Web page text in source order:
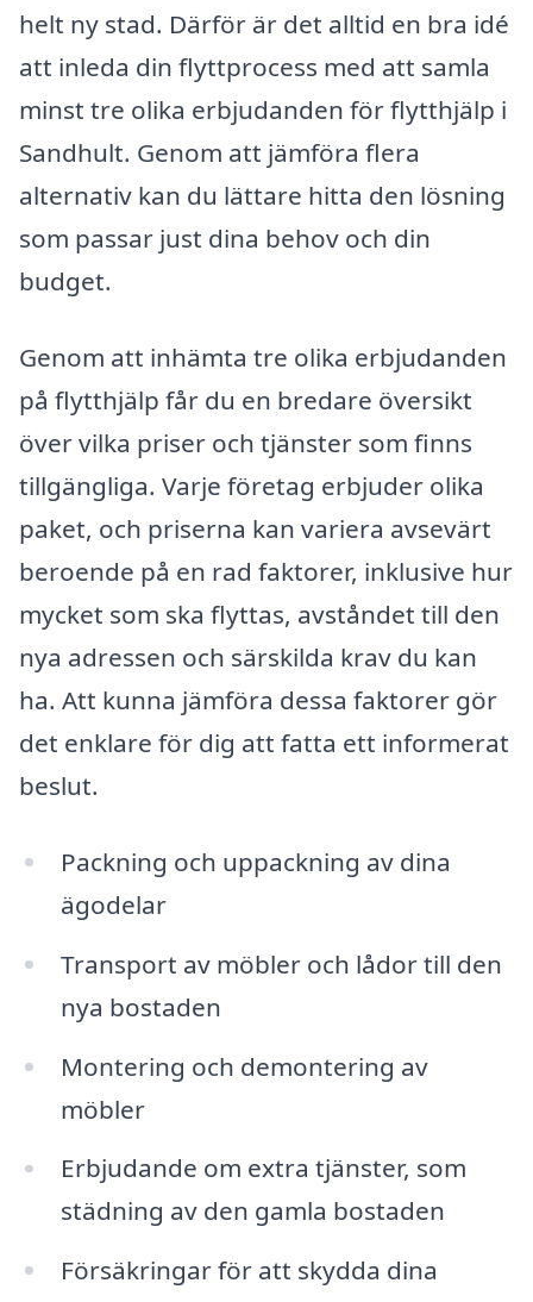
helt ny stad. Därför är det alltid en bra idé
att inleda din flyttprocess med att samla
minst tre olika erbjudanden för flytthjälp i
Sandhult. Genom att jämföra flera
alternativ kan du lättare hitta den lösning
som passar just dina behov och din
budget.
Genom att inhämta tre olika erbjudanden
på flytthjälp får du en bredare översikt
över vilka priser och tjänster som finns
tillgängliga. Varje företag erbjuder olika
paket, och priserna kan variera avsevärt
beroende på en rad faktorer, inklusive hur
mycket som ska flyttas, avståndet till den
nya adressen och särskilda krav du kan
ha. Att kunna jämföra dessa faktorer gör
det enklare för dig att fatta ett informerat
beslut.
Packning och uppackning av dina
ägodelar
Transport av möbler och lådor till den
nya bostaden
Montering och demontering av
möbler
Erbjudande om extra tjänster, som
städning av den gamla bostaden
Försäkringar för att skydda dina